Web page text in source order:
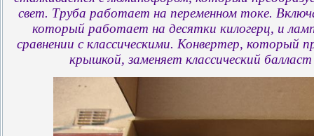
свет. Труба работает на переменном токе.
который работает на десятки килогерц, и
сравнении с классическими. Конвертер, который
крышкой, заменяет классический